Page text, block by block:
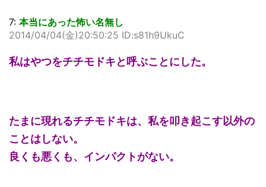
7: 本当にあった怖い名無し
2014/04/04(金)20:50:25 ID:s81h9UkuC
私はやつをチチモドキと呼ぶことにした。
たまに現れるチチモドキは、私を叩き起こす以外の
ことはしない。
良くも悪くも、インパクトがない。